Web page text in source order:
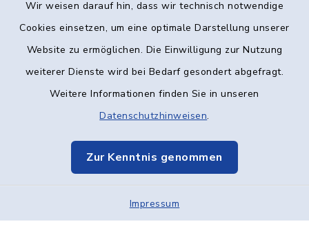
Wir weisen darauf hin, dass wir technisch notwendige
Cookies einsetzen, um eine optimale Darstellung unserer
Website zu ermöglichen. Die Einwilligung zur Nutzung
weiterer Dienste wird bei Bedarf gesondert abgefragt.
Weitere Informationen finden Sie in unseren
Datenschutzhinweisen.
Zur Kenntnis genommen
Impressum
Kontakt
Datenschutz
Elektronische Kommunikation
Sitemap